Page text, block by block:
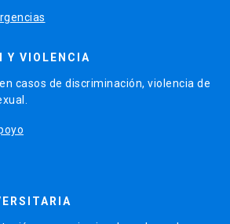
Y VIOLENCIA
casos de discriminación, violencia de